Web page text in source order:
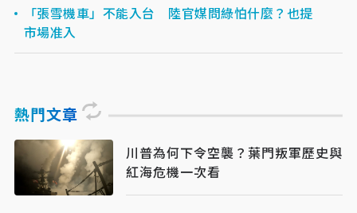
「張雪機車」不能入台 陸官媒問綠怕什麼？也提
市場准入
熱門文章
川普為何下令空襲？葉門叛軍歷史與
紅海危機一次看